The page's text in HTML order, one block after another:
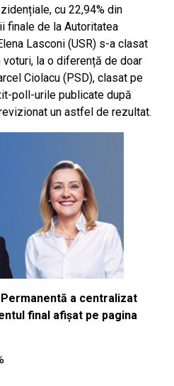
cu 22,94% din
finale de la Autoritatea
Lasconi (USR) s-a clasat
voturi, la o diferență de doar
Ciolacu (PSD), clasat pe
poll-urile publicate după
un astfel de rezultat.
a centralizat
final afișat pe pagina